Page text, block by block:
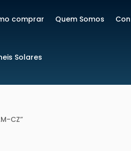
comprar Quem Somos
Solares
CZ”